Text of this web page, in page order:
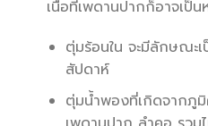
เนื้อที่เพดานปากก็อาจเ
ตุ่มร้อนใน จะมีลักษณะ
สัปดาห์
ตุ่มน้ำพองที่เกิดจากภู